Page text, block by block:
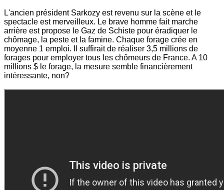
L'ancien président Sarkozy est revenu sur la scène et le
spectacle est merveilleux. Le brave homme fait marche
arrière est propose le Gaz de Schiste pour éradiquer le
chômage, la peste et la famine. Chaque forage crée en
moyenne 1 emploi. Il suffirait de réaliser 3,5 millions de
forages pour employer tous les chômeurs de France. A 10
millions $ le forage, la mesure semble financièrement
intéressante, non?